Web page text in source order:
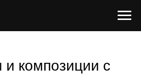
и композиции с